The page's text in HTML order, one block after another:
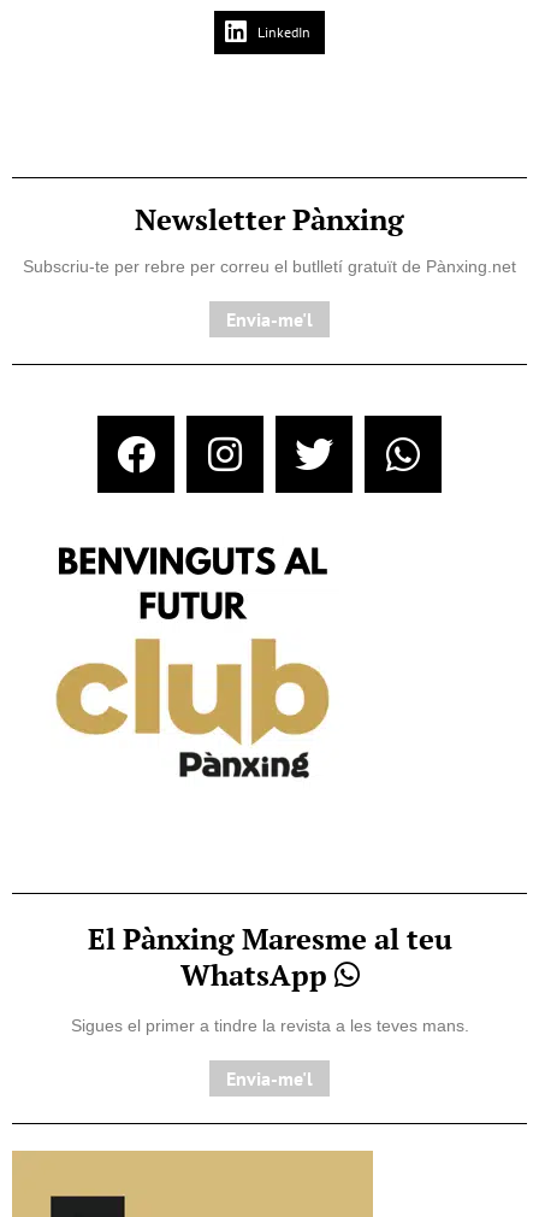
LinkedIn
Newsletter Pànxing
Subscriu-te per rebre per correu el butlletí gratuït de Pànxing.net​
Envia-me'l
El Pànxing Maresme al teu
WhatsApp
Sigues el primer a tindre la revista a les teves mans.
Envia-me'l